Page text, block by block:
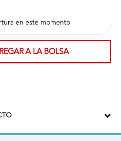
en este momento
A LA BOLSA